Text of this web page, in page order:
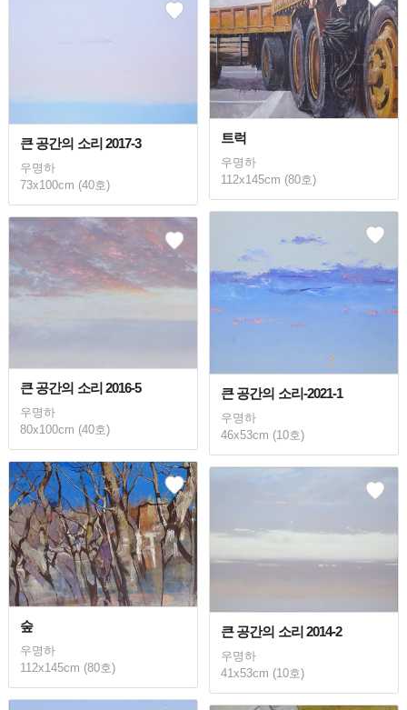
트럭
우명하
112x145cm (80호)
큰 공간의 소리 2017-3
우명하
73x100cm (40호)
큰 공간의 소리-2021-1
우명하
46x53cm (10호)
큰 공간의 소리 2016-5
우명하
80x100cm (40호)
숲
우명하
112x145cm (80호)
큰 공간의 소리 2014-2
우명하
41x53cm (10호)